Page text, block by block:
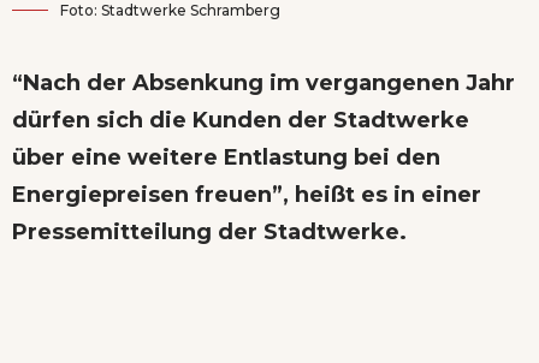
Foto: Stadtwerke Schramberg
“Nach der Absenkung im vergangenen Jahr
dürfen sich die Kunden der Stadtwerke
über eine weitere Entlastung bei den
Energiepreisen freuen”, heißt es in einer
Pressemitteilung der Stadtwerke.